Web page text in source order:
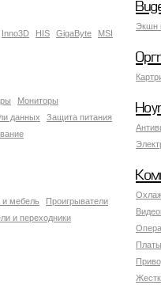
Экшн
Inno3D HIS GigaByte
MSI
Мониторы
данных
Защита питания
и мебель
Проигрыватели
и переходники